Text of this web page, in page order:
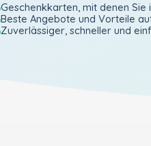
Geschenkkarten, mit denen Sie
Beste Angebote und Vorteile
Zuverlässiger, schneller und